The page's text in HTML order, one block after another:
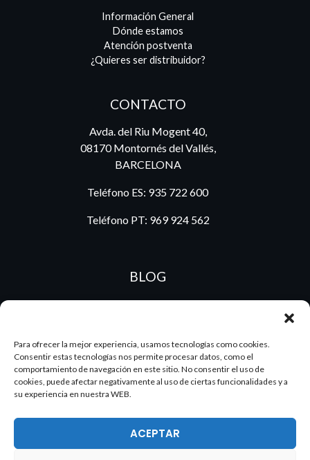
Para ofrecer la mejor experiencia, usamos tecnologías como cookies.
Consentir estas tecnologías nos permite procesar datos, como el
comportamiento de navegación en este sitio. No consentir el uso de
cookies, puede afectar negativamente al uso de ciertas funcionalidades y a
su experiencia en nuestra WEB.
ACEPTAR
Información General
Dónde estamos
Atención postventa
¿Quieres ser distribuidor?
CONTACTO
Avda. del Riu Mogent 40,
08170 Montornés del Vallés,
BARCELONA
Teléfono ES: 935 722 600
Teléfono PT: 969 924 562
BLOG